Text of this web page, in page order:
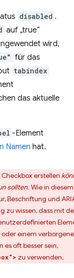
disabled .
auf „true“
wird,
für das
tabindex
das aktuelle
-Element
Namen hat.
erstellen
sollten. Wie in diesem
Beschriftung und
zu wissen, dass mit
einem
es oft besser sein,
zu verwenden.